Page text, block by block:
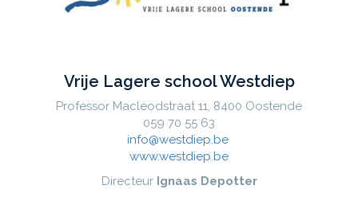
Vrije Lagere school Westdiep
Professor Macleodstraat 11, 8400 Oostende
059 70 55 63
info@westdiep.be
www.westdiep.be
Directeur Ignaas Depotter